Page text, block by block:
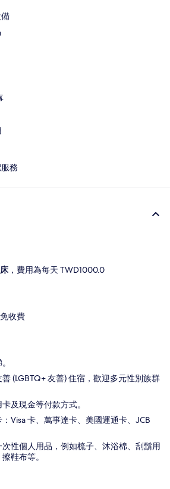
務
，費用為每天 TWD1000.0
收費
(LGBTQ+ 友善) 住宿，歡迎多元性別族群
及現金等付款方式。
Visa 卡、萬事達卡、美國運通卡、JCB
性個人用品，例如梳子、沐浴棉、刮鬍用
鞋布等。